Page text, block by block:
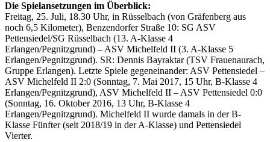
Die Spielansetzungen im Überblick:
Freitag, 25. Juli, 18.30 Uhr, in Rüsselbach (von Gräfenberg aus
noch 6,5 Kilometer), Benzendorfer Straße 10: SG ASV
Pettensiedel/SG Rüsselbach (13. A-Klasse 4
Erlangen/Pegnitzgrund) – ASV Michelfeld II (3. A-Klasse 5
Erlangen/Pegnitzgrund). SR: Dennis Bayraktar (TSV Frauenaurach,
Gruppe Erlangen). Letzte Spiele gegeneinander: ASV Pettensiedel –
ASV Michelfeld II 2:0 (Sonntag, 7. Mai 2017, 15 Uhr, B-Klasse 4
Erlangen/Pegnitzgrund), ASV Michelfeld II – ASV Pettensiedel 0:0
(Sonntag, 16. Oktober 2016, 13 Uhr, B-Klasse 4
Erlangen/Pegnitzgrund). Michelfeld II wurde damals in der B-
Klasse Fünfter (seit 2018/19 in der A-Klasse) und Pettensiedel
Vierter.